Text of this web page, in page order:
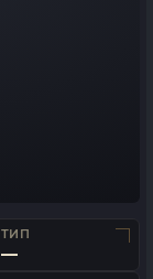
ТИП
—